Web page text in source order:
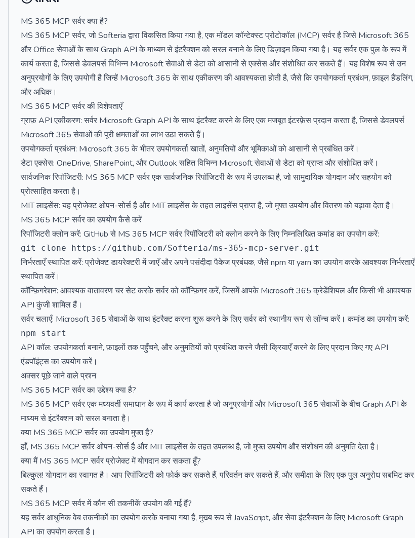
MS 365 MCP सर्वर क्या है?
MS 365 MCP सर्वर, जो Softeria द्वारा विकसित किया गया है, एक मॉडल कॉन्टेक्स्ट प्रोटोकॉल (MCP) सर्वर है जिसे Microsoft 365
और Office सेवाओं के साथ Graph API के माध्यम से इंटरैक्शन को सरल बनाने के लिए डिज़ाइन किया गया है। यह सर्वर एक पुल के रूप में
कार्य करता है, जिससे डेवलपर्स विभिन्न Microsoft सेवाओं से डेटा को आसानी से एक्सेस और संशोधित कर सकते हैं। यह विशेष रूप से उन
अनुप्रयोगों के लिए उपयोगी है जिन्हें Microsoft 365 के साथ एकीकरण की आवश्यकता होती है, जैसे कि उपयोगकर्ता प्रबंधन, फ़ाइल हैंडलिंग,
और अधिक।
MS 365 MCP सर्वर की विशेषताएँ
ग्राफ़ API एकीकरण: सर्वर Microsoft Graph API के साथ इंटरैक्ट करने के लिए एक मजबूत इंटरफ़ेस प्रदान करता है, जिससे डेवलपर्स
Microsoft 365 सेवाओं की पूरी क्षमताओं का लाभ उठा सकते हैं।
उपयोगकर्ता प्रबंधन: Microsoft 365 के भीतर उपयोगकर्ता खातों, अनुमतियों और भूमिकाओं को आसानी से प्रबंधित करें।
डेटा एक्सेस: OneDrive, SharePoint, और Outlook सहित विभिन्न Microsoft सेवाओं से डेटा को प्राप्त और संशोधित करें।
सार्वजनिक रिपॉजिटरी: MS 365 MCP सर्वर एक सार्वजनिक रिपॉजिटरी के रूप में उपलब्ध है, जो सामुदायिक योगदान और सहयोग को
प्रोत्साहित करता है।
MIT लाइसेंस: यह प्रोजेक्ट ओपन-सोर्स है और MIT लाइसेंस के तहत लाइसेंस प्राप्त है, जो मुफ्त उपयोग और वितरण को बढ़ावा देता है।
MS 365 MCP सर्वर का उपयोग कैसे करें
रिपॉजिटरी क्लोन करें: GitHub से MS 365 MCP सर्वर रिपॉजिटरी को क्लोन करने के लिए निम्नलिखित कमांड का उपयोग करें:
निर्भरताएँ स्थापित करें: प्रोजेक्ट डायरेक्टरी में जाएँ और अपने पसंदीदा पैकेज प्रबंधक, जैसे npm या yarn का उपयोग करके आवश्यक निर्भरताएँ
स्थापित करें।
कॉन्फ़िगरेशन: आवश्यक वातावरण चर सेट करके सर्वर को कॉन्फ़िगर करें, जिसमें आपके Microsoft 365 क्रेडेंशियल और किसी भी आवश्यक
API कुंजी शामिल हैं।
सर्वर चलाएँ: Microsoft 365 सेवाओं के साथ इंटरैक्ट करना शुरू करने के लिए सर्वर को स्थानीय रूप से लॉन्च करें। कमांड का उपयोग करें:
API कॉल: उपयोगकर्ता बनाने, फ़ाइलों तक पहुँचने, और अनुमतियों को प्रबंधित करने जैसी क्रियाएँ करने के लिए प्रदान किए गए API
एंडपॉइंट्स का उपयोग करें।
अक्सर पूछे जाने वाले प्रश्न
MS 365 MCP सर्वर का उद्देश्य क्या है?
MS 365 MCP सर्वर एक मध्यवर्ती समाधान के रूप में कार्य करता है जो अनुप्रयोगों और Microsoft 365 सेवाओं के बीच Graph API के
माध्यम से इंटरैक्शन को सरल बनाता है।
क्या MS 365 MCP सर्वर का उपयोग मुफ्त है?
हाँ, MS 365 MCP सर्वर ओपन-सोर्स है और MIT लाइसेंस के तहत उपलब्ध है, जो मुफ्त उपयोग और संशोधन की अनुमति देता है।
क्या मैं MS 365 MCP सर्वर प्रोजेक्ट में योगदान कर सकता हूँ?
बिल्कुल! योगदान का स्वागत है। आप रिपॉजिटरी को फोर्क कर सकते हैं, परिवर्तन कर सकते हैं, और समीक्षा के लिए एक पुल अनुरोध सबमिट कर
सकते हैं।
MS 365 MCP सर्वर में कौन सी तकनीकें उपयोग की गई हैं?
यह सर्वर आधुनिक वेब तकनीकों का उपयोग करके बनाया गया है, मुख्य रूप से JavaScript, और सेवा इंटरैक्शन के लिए Microsoft Graph
API का उपयोग करता है।